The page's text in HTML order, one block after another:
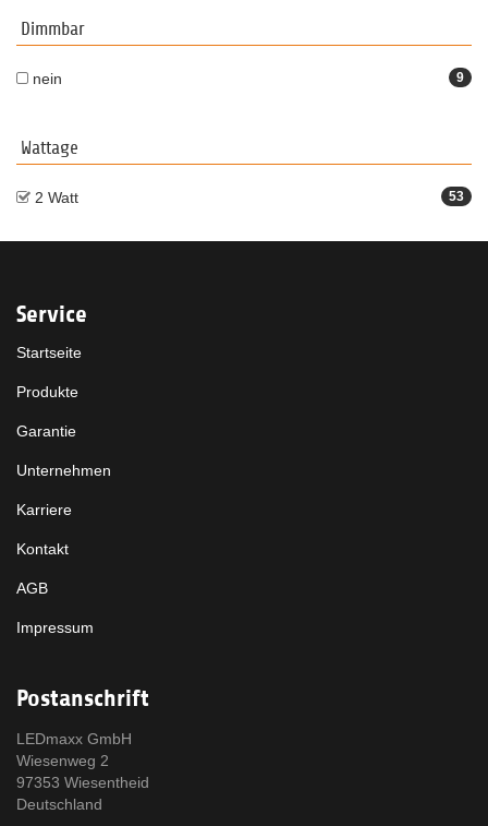
Dimmbar
9
nein
Wattage
53
2 Watt
Service
Startseite
Produkte
Garantie
Unternehmen
Karriere
Kontakt
AGB
Impressum
Postanschrift
LEDmaxx GmbH
Wiesenweg 2
97353 Wiesentheid
Deutschland